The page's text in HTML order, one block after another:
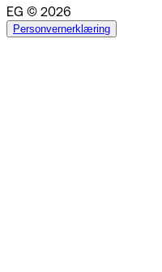
EG © 2026
Personvernerklæring